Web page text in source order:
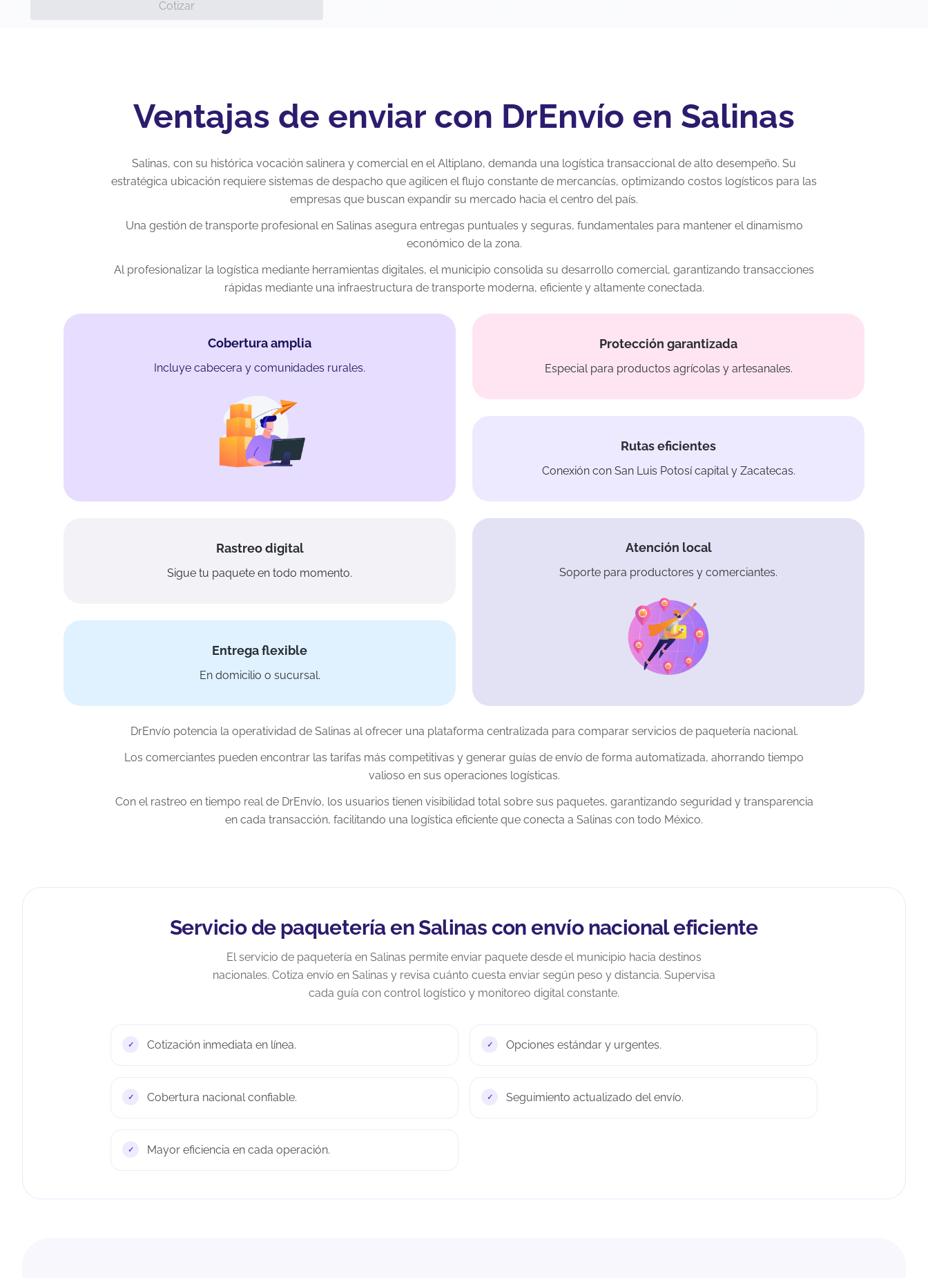
Cotizar
Ventajas de enviar con DrEnvío en Salinas
Salinas, con su histórica vocación salinera y comercial en el Altiplano, demanda una logística transaccional de alto desempeño. Su
estratégica ubicación requiere sistemas de despacho que agilicen el flujo constante de mercancías, optimizando costos logísticos para las
empresas que buscan expandir su mercado hacia el centro del país.
Una gestión de transporte profesional en Salinas asegura entregas puntuales y seguras, fundamentales para mantener el dinamismo
económico de la zona.
Al profesionalizar la logística mediante herramientas digitales, el municipio consolida su desarrollo comercial, garantizando transacciones
rápidas mediante una infraestructura de transporte moderna, eficiente y altamente conectada.
Cobertura amplia
Incluye cabecera y comunidades rurales.
Protección garantizada
Especial para productos agrícolas y artesanales.
Rutas eficientes
Conexión con San Luis Potosí capital y Zacatecas.
Rastreo digital
Sigue tu paquete en todo momento.
Atención local
Soporte para productores y comerciantes.
Entrega flexible
En domicilio o sucursal.
DrEnvío potencia la operatividad de Salinas al ofrecer una plataforma centralizada para comparar servicios de paquetería nacional.
Los comerciantes pueden encontrar las tarifas más competitivas y generar guías de envío de forma automatizada, ahorrando tiempo
valioso en sus operaciones logísticas.
Con el rastreo en tiempo real de DrEnvío, los usuarios tienen visibilidad total sobre sus paquetes, garantizando seguridad y transparencia
en cada transacción, facilitando una logística eficiente que conecta a Salinas con todo México.
Servicio de paquetería en Salinas con envío nacional eficiente
El servicio de paquetería en Salinas permite enviar paquete desde el municipio hacia destinos
nacionales. Cotiza envío en Salinas y revisa cuánto cuesta enviar según peso y distancia. Supervisa
cada guía con control logístico y monitoreo digital constante.
Cotización inmediata en línea. Opciones estándar y urgentes.
Cobertura nacional confiable. Seguimiento actualizado del envío.
Mayor eficiencia en cada operación.